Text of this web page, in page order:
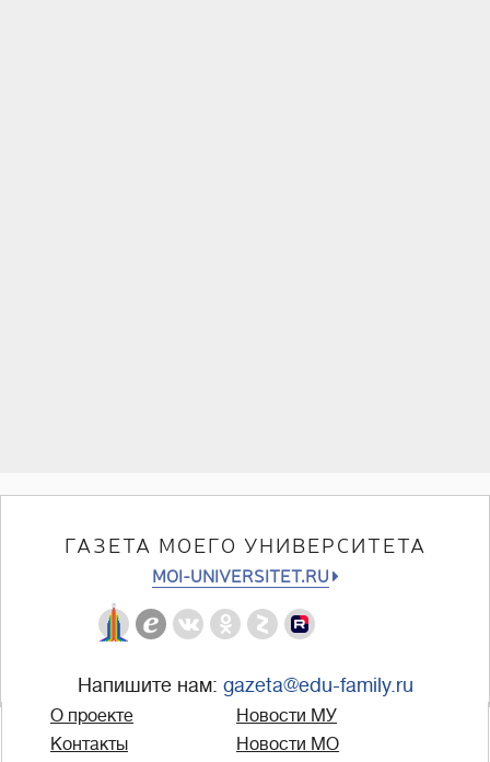
ГАЗЕТА МОЕГО УНИВЕРСИТЕТА
MOI-UNIVERSITET.RU
Напишите нам: gazeta@edu-family.ru
О проекте
Контакты
Новости МУ
Новости МО